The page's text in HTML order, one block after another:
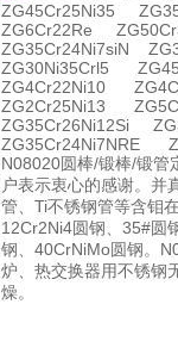
ZG45Cr25Ni35
ZG6Cr22Re
ZG35Cr24Ni7siN
ZG30Ni35Crl5
ZG4Cr22Ni10
ZG2Cr25Ni13
ZG35Cr26Ni12Si
ZG35Cr24Ni7NRE
N08020圆棒/锻棒/锻
户表示衷心的感谢。并
管、Ti不锈钢管等含钼
12Cr2Ni4圆钢、35#圆
钢、40CrNiMo圆钢。
炉、热交换器用不锈钢
燥。